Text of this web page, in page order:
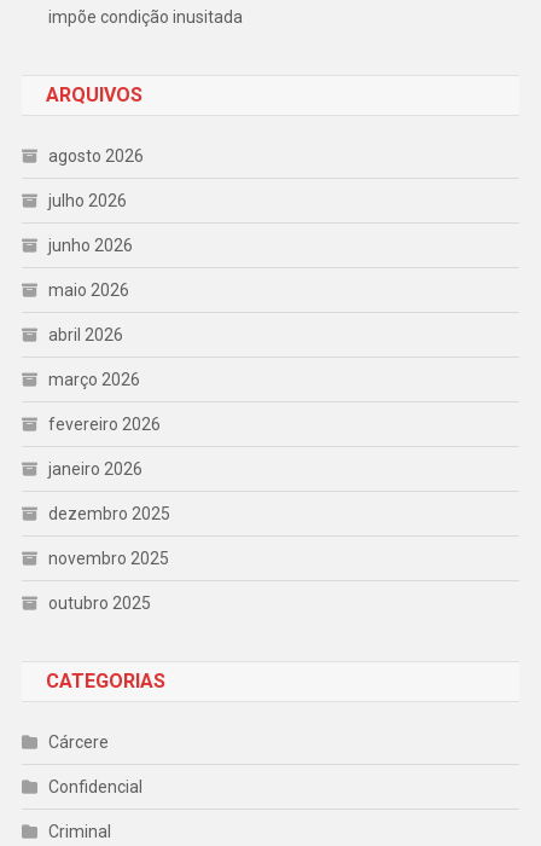
impõe condição inusitada
ARQUIVOS
agosto 2026
julho 2026
junho 2026
maio 2026
abril 2026
março 2026
fevereiro 2026
janeiro 2026
dezembro 2025
novembro 2025
outubro 2025
CATEGORIAS
Cárcere
Confidencial
Criminal